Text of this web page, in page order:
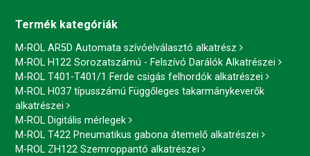
Termék kategóriák
M-ROL AR5D Automata szívóelválasztó alkatrész
M-ROL H122 Sorozatszámú - Felszívó Darálók Alkatrészei
M-ROL T401-T401/1 Ferde csigás felhordók alkatrészei
M-ROL H037 típusszámú Függőleges takarmánykeverők
alkatrészei
M-ROL Digitális mérlegek
M-ROL T422 Pneumatikus gabona átemelő alkatrészei
M-ROL ZH122 Szemroppantó alkatrészei